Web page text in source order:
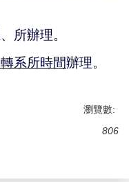
所辦理。
系所時間辦理。
瀏覽數:
806